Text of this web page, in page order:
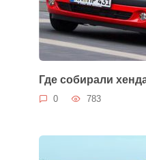
Где собирали
0 783